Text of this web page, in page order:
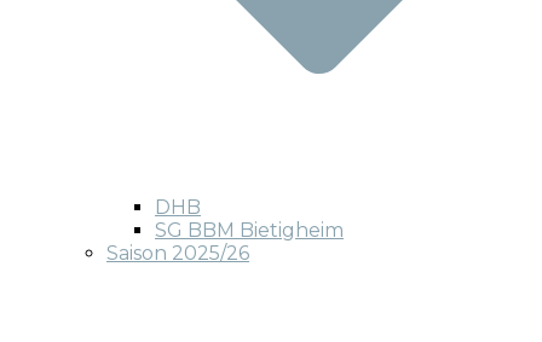
DHB
SG BBM Bietigheim
Saison 2025/26